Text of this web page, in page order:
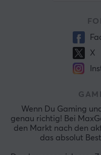
X
Wenn Du Gaming
genau richtig! Bei
den Markt nach den
das absolut